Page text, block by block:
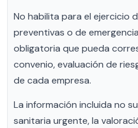
No habilita para el ejercicio
preventivas o de
obligatoria que pueda
convenio, evaluación de
de cada empresa.
La información incluida no
sanitaria urgente, la